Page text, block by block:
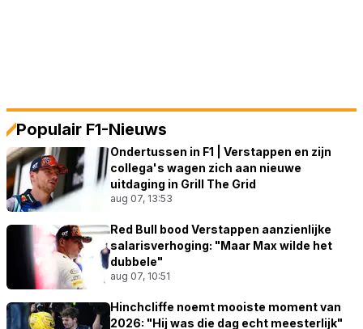
Populair F1-Nieuws
Ondertussen in F1 | Verstappen en zijn
collega's wagen zich aan nieuwe
uitdaging in Grill The Grid
aug 07, 13:53
Red Bull bood Verstappen aanzienlijke
salarisverhoging: "Maar Max wilde het
dubbele"
aug 07, 10:51
Hinchcliffe noemt mooiste moment van
2026: "Hij was die dag echt meesterlijk"